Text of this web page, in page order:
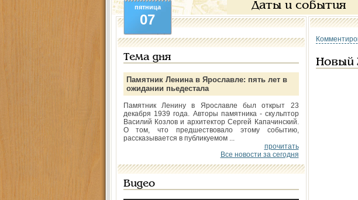
Даты и события
пятница
07
Тема дня
Памятник Ленина в Ярославле: пять лет в
ожидании пьедестала
Памятник Ленину в Ярославле был открыт 23
декабря 1939 года. Авторы памятника - скульптор
Василий Козлов и архитектор Сергей Капачинский.
О том, что предшествовало этому событию,
рассказывается в публикуемом ...
прочитать
Все новости за сегодня
Видео
Новый